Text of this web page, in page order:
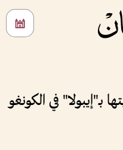
بـ"إيبولا" في الكونغو